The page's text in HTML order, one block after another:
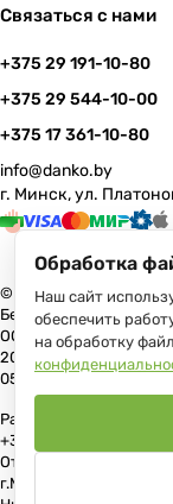
Связаться с нами
+375 29 191-10-80
+375 29 544-10-00
+375 17 361-10-80
info@danko.by
г. Минск, ул.
© 2026 Данко Бай:
Беларуси
ООО «Гранд Парк»,
204 В торговом
05.11.2008,
Рассмотрение
+375 (29) 191-10-80,
Отдел торговли и
г.Минска: тел.
Обработка
Наш сайт
обеспечить
на обработку